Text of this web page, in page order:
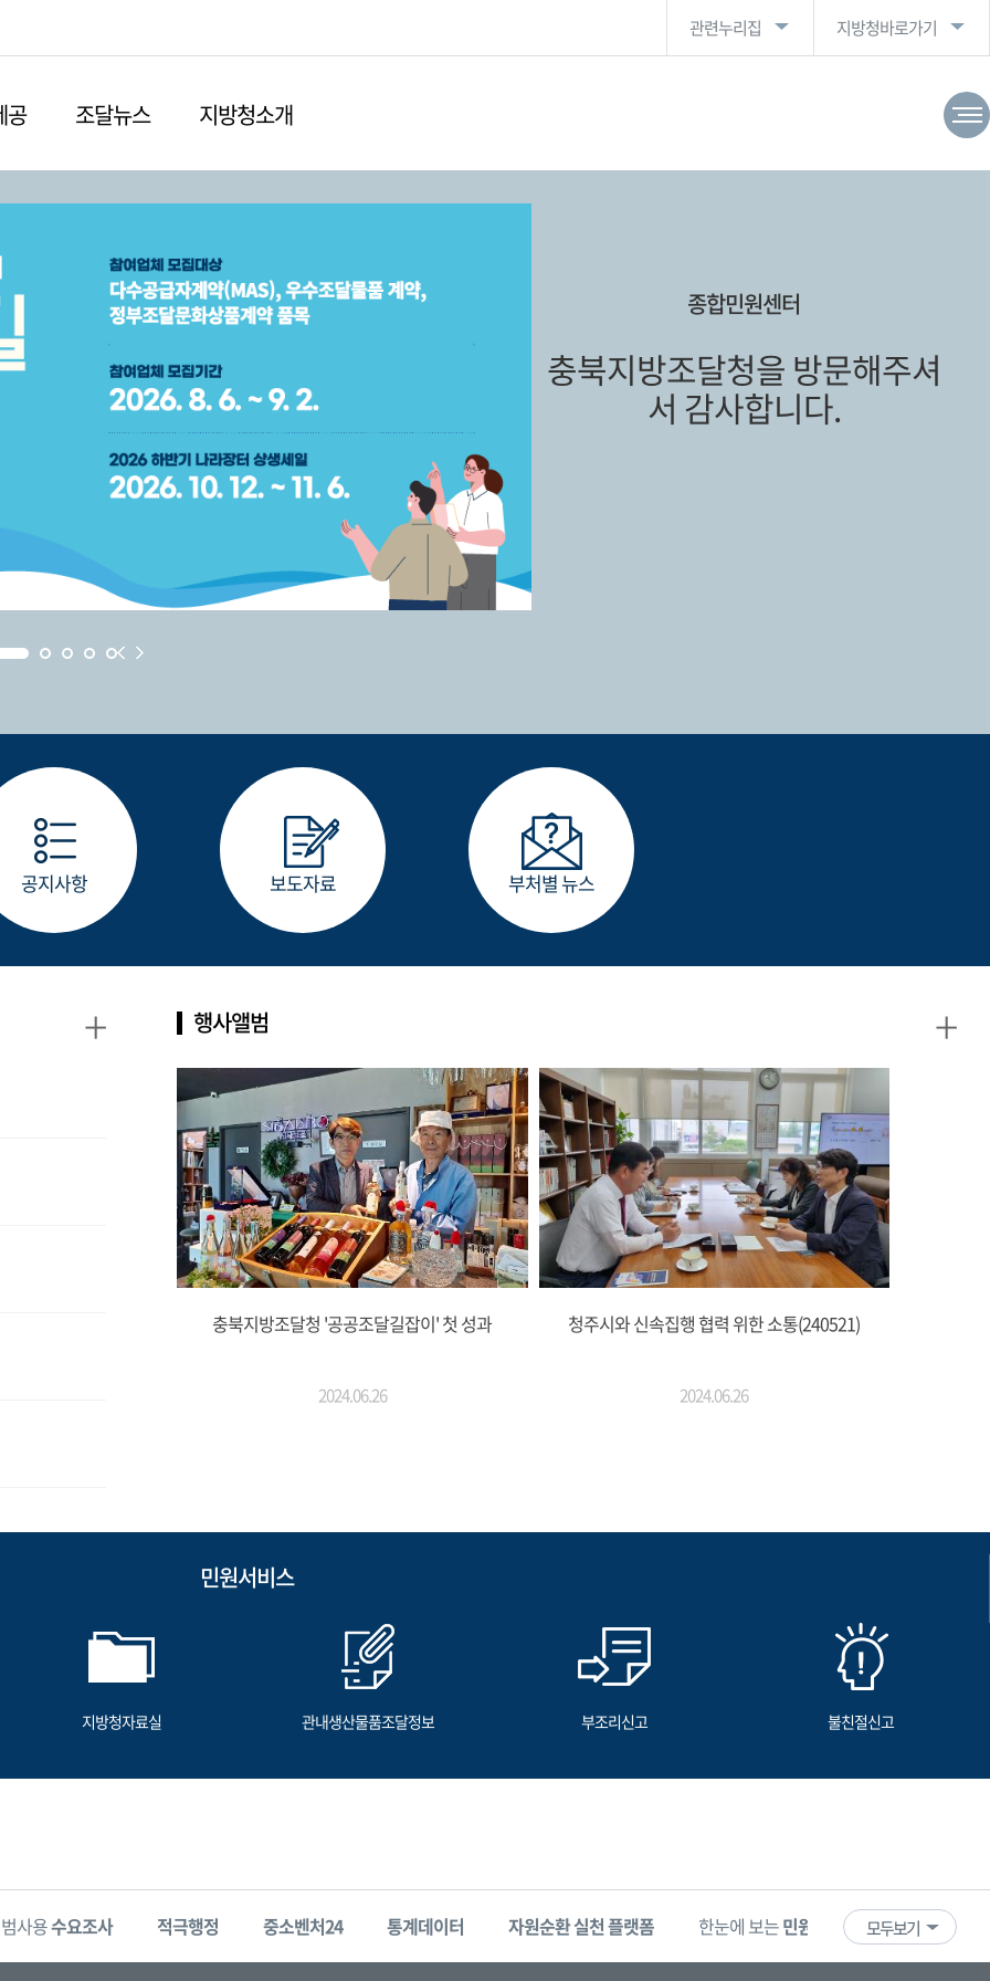
관련누리집 지방청바로가기
공 조달뉴스 지방청소개
종합민원센터
충북지방조달청을 방문해주셔
서 감사합니다.
공지사항 보도자료 부처별 뉴스
+ 행사앨범
충북지방조달청 '공공조달길잡이' 첫 성과
2024.06.26
청주시와 신속집행 협력 위한 소통(240521)
2024.06.26
+
민원서비스
지방청자료실 관내생산물품조달정보 부조리신고 불친절신고
사용수요조사 적극행정 중소벤처24 통계데이터 자원순환 실천 플랫폼 한눈에 보는민원 빅데이터 기업마당
모두보기